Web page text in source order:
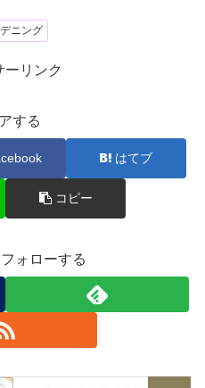
ニング
ーリンク
する
はてブ
コピー
ォローする